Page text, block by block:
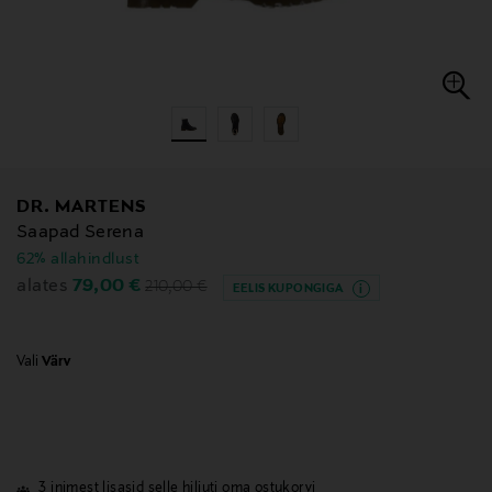
DR. MARTENS
Saapad Serena
62% allahindlust
alates Discounted Price
79,00 € Original Price
210,00 € EELIS KUPONGIGA
Vali Värv
3 inimest lisasid selle hiljuti oma ostukorvi